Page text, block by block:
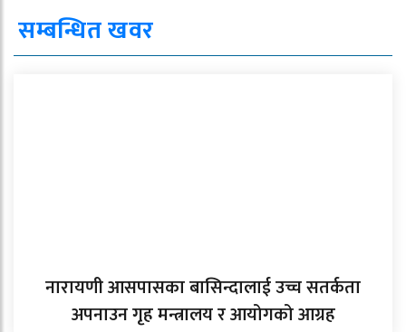
सम्बन्धित खवर
नारायणी आसपासका बासिन्दालाई उच्च सतर्कता
अपनाउन गृह मन्त्रालय र आयोगको आग्रह